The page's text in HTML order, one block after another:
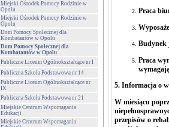
Miejski Ośrodek Pomocy Rodzinie w
Opolu
Miejski Ośrodek Pomocy Rodzinie w
Opolu
Dom Pomocy Społecznej dla
Kombatantów w Opolu
Dom Pomocy Społecznej dla
Kombatantów w Opolu
Publiczne Liceum Ogólnokształcące nr I
Publiczna Szkoła Podstawowa nr 14
Publiczne Liceum Ogólnokształcące nr
IX
Publiczna Szkoła Podstawowa nr 21
Miejskie Centrum Wspomagania
Edukacji
Miejskie Centrum Wspomagania
Praca
Budynek
Praca
5. Informacja o
W miesiącu
przepisów o